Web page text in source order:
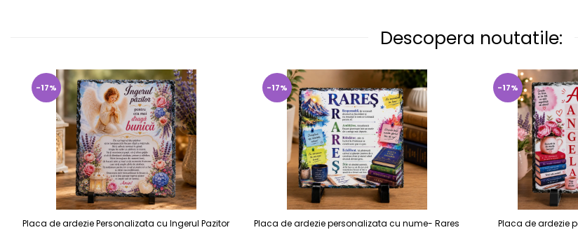
Descopera noutatile:
-17%
Placa de ardezie Personalizata cu Ingerul Pazitor
-17%
Placa de ardezie personalizata cu nume- Rares
-17%
Placa de ardezie